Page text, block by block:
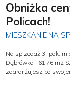
Obniżka
Policach!
MIESZKANIE NA
Na sprzedaż 3 -pok.
Dąbrówka I 61,76 m2
zaaranżujesz po
niskim bloku- to